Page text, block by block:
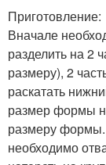
Приготовление:
Вначале
разделить на 2
размеру), 2
раскатать
размер формы
размеру формы.
необходимо